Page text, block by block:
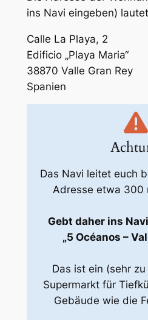
ins Navi eingeben)
Calle La Playa, 2
Edificio „Playa Maria“
38870 Valle Gran Rey
Spanien
Das Navi leitet euch
Adresse etwa 300
Gebt daher ins
„5 Océanos –
Das ist ein (sehr
Supermarkt für
Gebäude wie die